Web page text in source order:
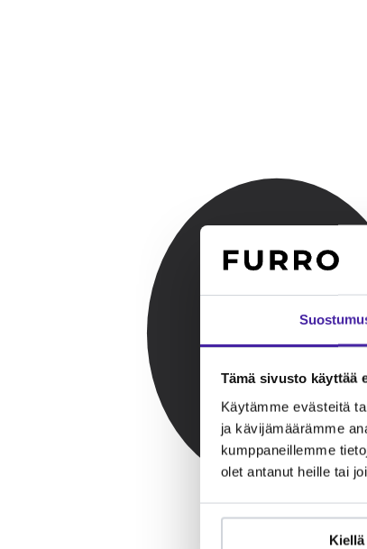
Tämä sivusto käyttää
Käytämme evästeitä
ja kävijämäärämme
kumppaneillemme
olet antanut heille tai
Kiellä